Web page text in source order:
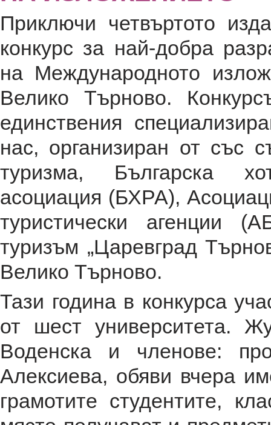
Приключи четвъртото
конкурс за най-добра
на Международното
Велико Търново.
единствения
нас, организиран от със
туризма, Българска
асоциация (БХРА),
туристически агенции
туризъм „Царевград
Велико Търново.
Тази година в конкурса
от шест университета.
Воденска и членове:
Алексиева, обяви вчера
грамотите студентите,